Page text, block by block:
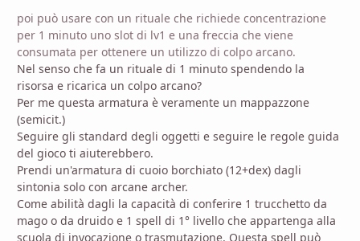
poi può usare con un rituale che richiede concentrazione
per 1 minuto uno slot di lv1 e una freccia che viene
consumata per ottenere un utilizzo di colpo arcano.
Nel senso che fa un rituale di 1 minuto spendendo la
risorsa e ricarica un colpo arcano?
Per me questa armatura è veramente un mappazzone
(semicit.)
Seguire gli standard degli oggetti e seguire le regole guida
del gioco ti aiuterebbero.
Prendi un'armatura di cuoio borchiato (12+dex) dagli
sintonia solo con arcane archer.
Come abilità dagli la capacità di conferire 1 trucchetto da
mago o da druido e 1 spell di 1° livello che appartenga alla
scuola di invocazione o trasmutazione. Questa spell può